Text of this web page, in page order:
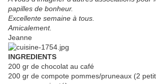
papilles de bonheur.
Excellente semaine à tous.
Amicalement.
Jeanne
INGREDIENTS
200 gr de chocolat au café
200 gr de compote pommes/pruneaux (2